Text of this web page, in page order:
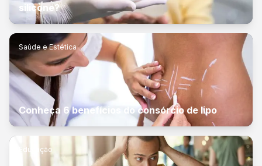
silicone?
Saúde e Estética
Conheça 6 benefícios do consórcio de lipo
Educação